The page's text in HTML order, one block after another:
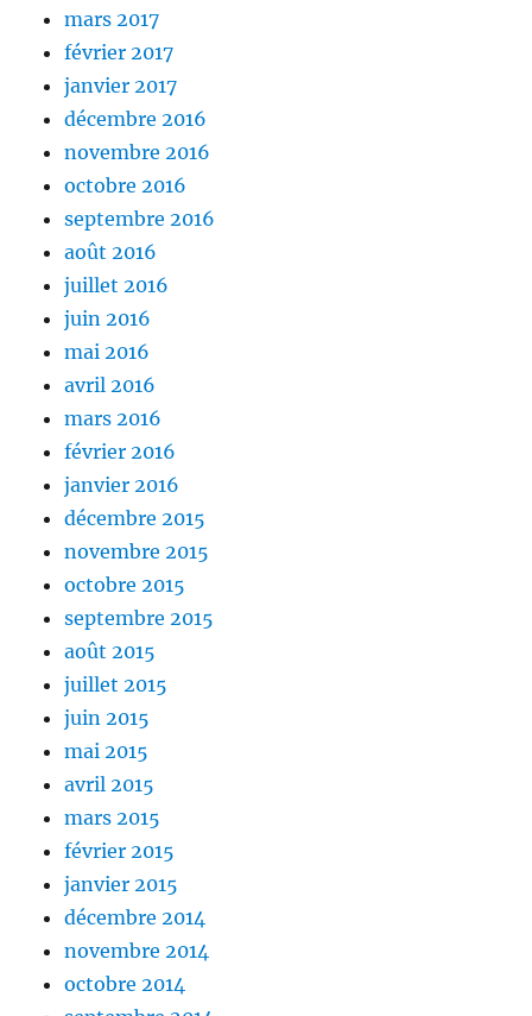
mars 2017
février 2017
janvier 2017
décembre 2016
novembre 2016
octobre 2016
septembre 2016
août 2016
juillet 2016
juin 2016
mai 2016
avril 2016
mars 2016
février 2016
janvier 2016
décembre 2015
novembre 2015
octobre 2015
septembre 2015
août 2015
juillet 2015
juin 2015
mai 2015
avril 2015
mars 2015
février 2015
janvier 2015
décembre 2014
novembre 2014
octobre 2014